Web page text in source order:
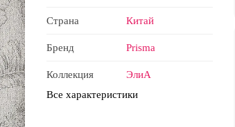
Страна Китай
Бренд Prisma
Коллекция
ЭлиА
Все характеристики